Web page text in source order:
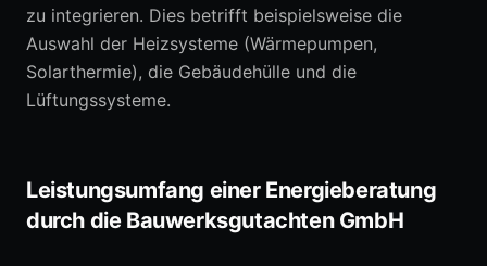
zu integrieren. Dies betrifft beispielsweise die
Auswahl der Heizsysteme (Wärmepumpen,
Solarthermie), die Gebäudehülle und die
Lüftungssysteme.
Leistungsumfang einer Energieberatung
durch die Bauwerksgutachten GmbH